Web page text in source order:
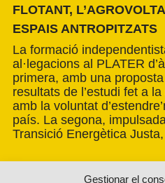
Gestionar el
FLOTANT,
ESPAIS ANTROPITZATS
La formació
al·legacions al PLATER
primera, amb una
resultats de l’estudi fet a
amb la voluntat
país. La segona,
Transició Energètica